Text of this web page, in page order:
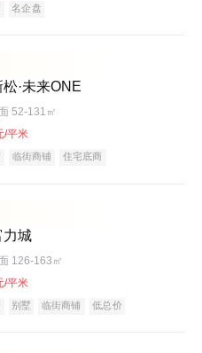
名企盘
松·未来ONE
52-131㎡
/平米
临街商铺 住宅底商
力城
126-163㎡
/平米
别墅 临街商铺 低总价